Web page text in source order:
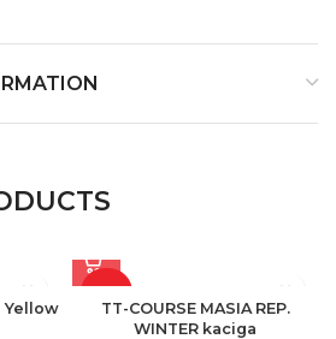
Yellow
-30%
TT-COURSE MASIA REP.
WINTER kaciga